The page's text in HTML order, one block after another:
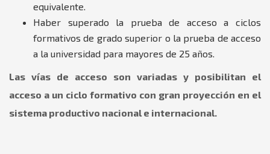
equivalente.
Haber superado la prueba de acceso a ciclos
formativos de grado superior o la prueba de acceso
a la universidad para mayores de 25 años.
Las vías de acceso son variadas y posibilitan el
acceso a un ciclo formativo con gran proyección en el
sistema productivo nacional e internacional.